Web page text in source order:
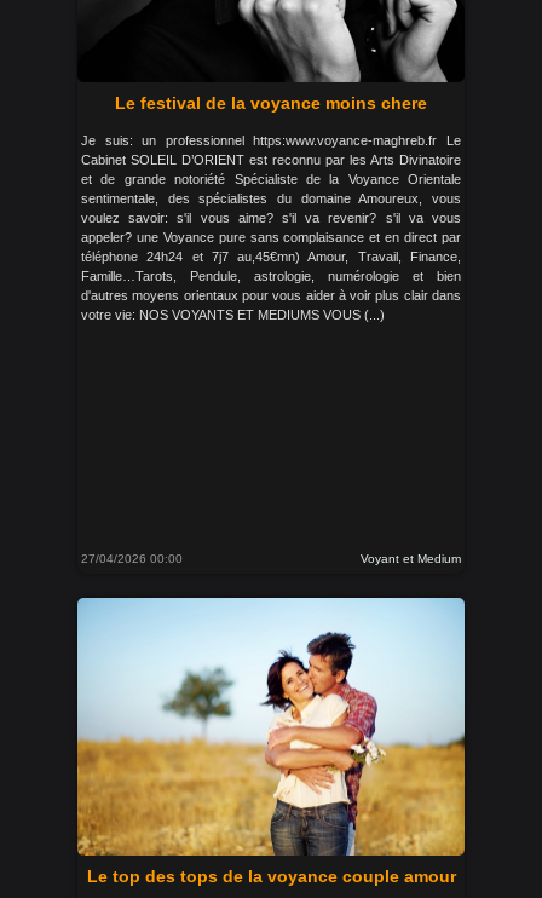
Le festival de la voyance moins chere
Je suis: un professionnel https:www.voyance-maghreb.fr Le
Cabinet SOLEIL D’ORIENT est reconnu par les Arts Divinatoire
et de grande notoriété Spécialiste de la Voyance Orientale
sentimentale, des spécialistes du domaine Amoureux, vous
voulez savoir: s'il vous aime? s'il va revenir? s'il va vous
appeler? une Voyance pure sans complaisance et en direct par
téléphone 24h24 et 7j7 au,45€mn) Amour, Travail, Finance,
Famille…Tarots, Pendule, astrologie, numérologie et bien
d'autres moyens orientaux pour vous aider à voir plus clair dans
votre vie: NOS VOYANTS ET MEDIUMS VOUS (...)
27/04/2026 00:00 Voyant et Medium
Le top des tops de la voyance couple amour